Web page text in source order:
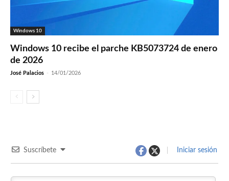
Windows 10
Windows 10 recibe el parche KB5073724 de enero
de 2026
José Palacios - 14/01/2026
Suscríbete Iniciar sesión